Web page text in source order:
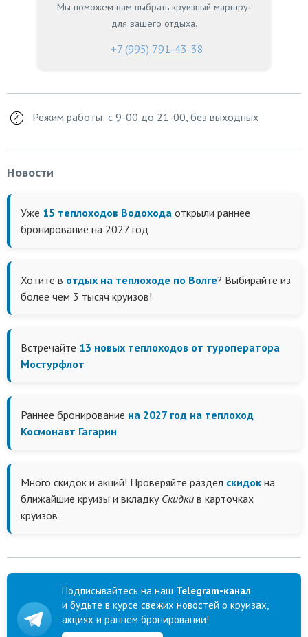
Мы поможем вам выбрать круизный маршрут
для вашего отдыха.
+7 (995) 791-43-38
Режим работы: с 9-00 до 21-00, без выходных
Новости
Уже 15 теплоходов Водохода открыли раннее
бронирование на 2027 год
Хотите в отдых на теплоходе по Волге? Выбирайте из
более чем 3 тысяч круизов!
Встречайте 13 новых теплоходов от туроператора
Мостурфлот
Раннее бронирование на 2027 год на теплоход
Космонавт Гагарин
Много скидок и акций! Проверяйте раздел скидок на
ближайшие круизы и вкладку Скидки в карточках
круизов
Подписывайтесь на наш Telegram-канал
и будьте в курсе свежих новостей о круизах,
акциях и раннем бронировании!